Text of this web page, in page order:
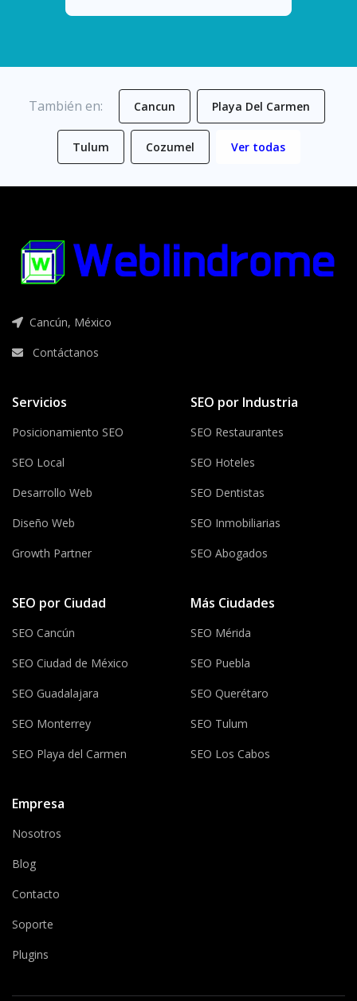
También en: Cancun Playa Del Carmen
Tulum Cozumel Ver todas
Cancún, México
Contáctanos
Servicios
Posicionamiento SEO
SEO Local
Desarrollo Web
Diseño Web
Growth Partner
SEO por Industria
SEO Restaurantes
SEO Hoteles
SEO Dentistas
SEO Inmobiliarias
SEO Abogados
SEO por Ciudad
SEO Cancún
SEO Ciudad de México
SEO Guadalajara
SEO Monterrey
SEO Playa del Carmen
Más Ciudades
SEO Mérida
SEO Puebla
SEO Querétaro
SEO Tulum
SEO Los Cabos
Empresa
Nosotros
Blog
Contacto
Soporte
Plugins